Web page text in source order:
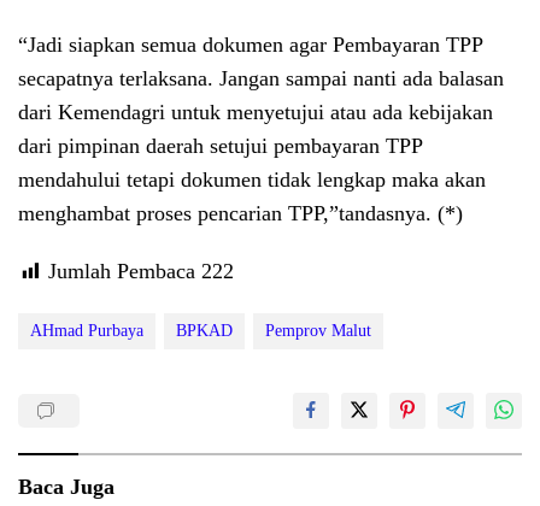
“Jadi siapkan semua dokumen agar Pembayaran TPP
secapatnya terlaksana. Jangan sampai nanti ada balasan
dari Kemendagri untuk menyetujui atau ada kebijakan
dari pimpinan daerah setujui pembayaran TPP
mendahului tetapi dokumen tidak lengkap maka akan
menghambat proses pencarian TPP,”tandasnya. (*)
Jumlah Pembaca 222
AHmad Purbaya BPKAD Pemprov Malut
Baca Juga